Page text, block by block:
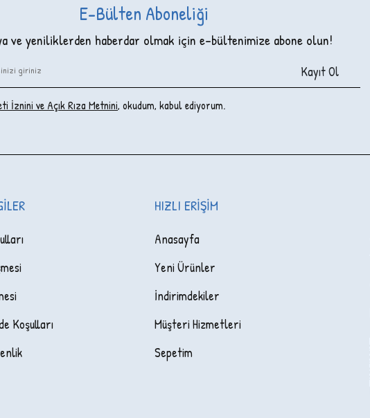
E-Bülten Aboneliği
ve yeniliklerden haberdar olmak için e-bültenimize abone olun!
Kayıt Ol
İzni‌ni ve Açık Rıza Metni‌ni, okudum, kabul ediyorum.
Koşulları
HIZLI ERIŞIM
Anasayfa
Yeni Ürünler
İndirimdekiler
Müşteri Hizmetleri
Sepetim